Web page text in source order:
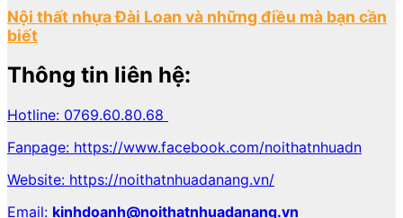
Nội thất nhựa Đài Loan và những điều mà bạn cần
biết
Thông tin liên hệ:
Hotline: 0769.60.80.68
Fanpage: https://www.facebook.com/noithatnhuadn
Website: https://noithatnhuadanang.vn/
Email: kinhdoanh@noithatnhuadanang.vn